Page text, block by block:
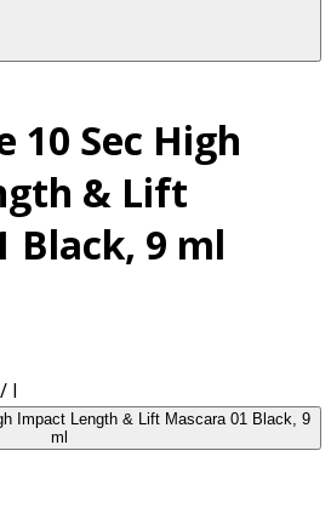
10 Sec High
& Lift
Black, 9 ml
l
Impact Length & Lift Mascara 01 Black, 9
ml